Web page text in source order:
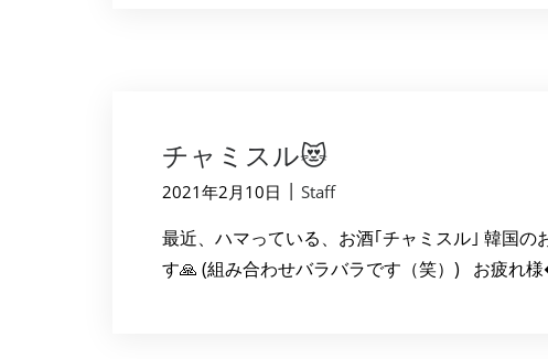
チャミスル😻
2021年2月10日 | Staff
最近、ハマっている、お酒｢チャミスル｣ 韓国
す🙏 (組み合わせバラバラです（笑）) お疲れ